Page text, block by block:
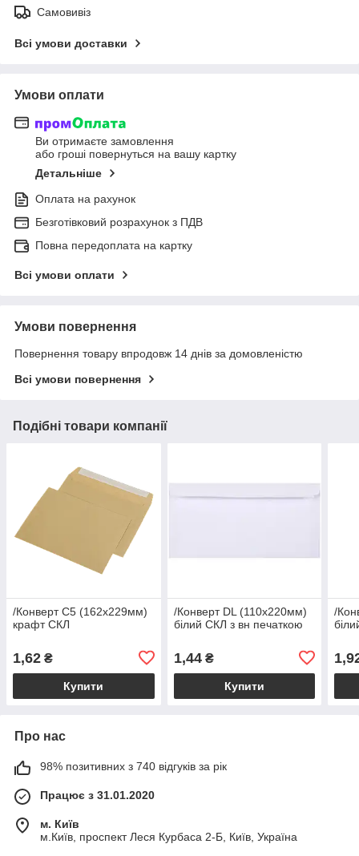
Самовивіз
Всі умови доставки
Умови оплати
Ви отримаєте замовлення
або гроші повернуться на вашу картку
Детальніше
Оплата на рахунок
Безготівковий розрахунок з ПДВ
Повна передоплата на картку
Всі умови оплати
Умови повернення
Повернення товару впродовж 14 днів за домовленістю
Всі умови повернення
Подібні товари компанії
/Конверт С5 (162х229мм)
крафт СКЛ
1,62 ₴
Купити
/Конверт DL (110х220мм)
білий СКЛ з вн печаткою
1,44₴
Купити
/
Про нас
98% позитивних з 740 відгуків за рік
Працює з 31.01.2020
м. Київ
м.Київ, проспект Леся Курбаса 2-Б, Київ, Україна